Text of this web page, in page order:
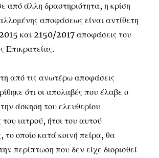
από άλλη δραστηριότητα, η κρίση
αποφάσεως είναι αντίθετη
και 2150/2017 αποφάσεις του
Επικρατείας.
από τις ανωτέρω αποφάσεις
ότι οι απολαβές που έλαβε ο
άσκηση του ελευθερίου
ιατρού, ήτοι του αυτού
το οποίο κατά κοινή πείρα, θα
περίπτωση που δεν είχε διορισθεί